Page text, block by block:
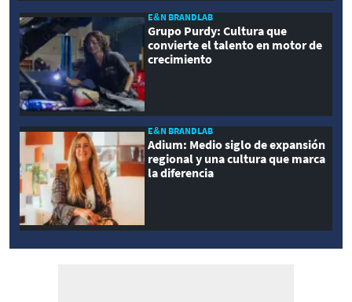
E&N BRANDLAB
Grupo Purdy: Cultura que
convierte el talento en motor de
crecimiento
E&N BRANDLAB
Adium: Medio siglo de expansión
regional y una cultura que marca
la diferencia